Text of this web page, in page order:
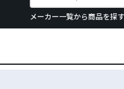
メーカー一覧から商品を探す